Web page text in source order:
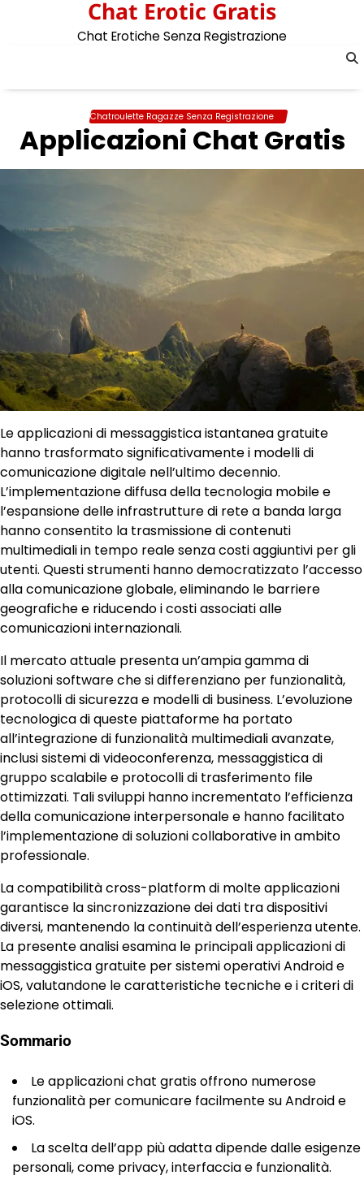
Chat Erotic Gratis
Chat Erotiche Senza Registrazione
Chatroulette Ragazze Senza Registrazione
Applicazioni Chat Gratis
Le applicazioni di messaggistica istantanea gratuite
hanno trasformato significativamente i modelli di
comunicazione digitale nell’ultimo decennio.
L’implementazione diffusa della tecnologia mobile e
l’espansione delle infrastrutture di rete a banda larga
hanno consentito la trasmissione di contenuti
multimediali in tempo reale senza costi aggiuntivi per gli
utenti. Questi strumenti hanno democratizzato l’accesso
alla comunicazione globale, eliminando le barriere
geografiche e riducendo i costi associati alle
comunicazioni internazionali.
Il mercato attuale presenta un’ampia gamma di
soluzioni software che si differenziano per funzionalità,
protocolli di sicurezza e modelli di business. L’evoluzione
tecnologica di queste piattaforme ha portato
all’integrazione di funzionalità multimediali avanzate,
inclusi sistemi di videoconferenza, messaggistica di
gruppo scalabile e protocolli di trasferimento file
ottimizzati. Tali sviluppi hanno incrementato l’efficienza
della comunicazione interpersonale e hanno facilitato
l’implementazione di soluzioni collaborative in ambito
professionale.
La compatibilità cross-platform di molte applicazioni
garantisce la sincronizzazione dei dati tra dispositivi
diversi, mantenendo la continuità dell’esperienza utente.
La presente analisi esamina le principali applicazioni di
messaggistica gratuite per sistemi operativi Android e
iOS, valutandone le caratteristiche tecniche e i criteri di
selezione ottimali.
Sommario
Le applicazioni chat gratis offrono numerose
funzionalità per comunicare facilmente su Android e
iOS.
La scelta dell’app più adatta dipende dalle esigenze
personali, come privacy, interfaccia e funzionalità.